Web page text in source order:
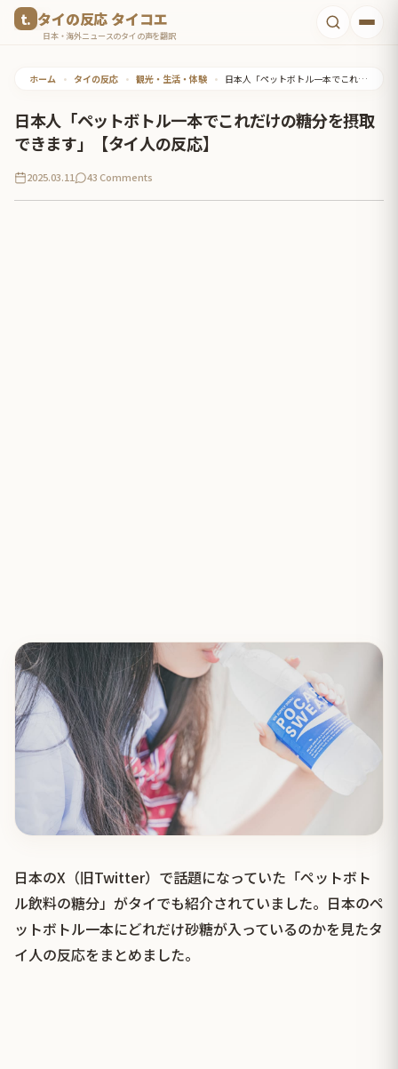
タイの反応 タイコエ
日本・海外ニュースのタイの声を翻訳
ホーム • タイの反応 • 観光・生活・体験 • 日本人「ペットボトル一本でこれだけの糖分を摂取できます」【タイ人の反応】
日本人「ペットボトル一本でこれだけの糖分を摂取
できます」【タイ人の反応】
2025.03.11 43 Comments
日本のX（旧Twitter）で話題になっていた「ペットボト
ル飲料の糖分」がタイでも紹介されていました。日本のペ
ットボトル一本にどれだけ砂糖が入っているのかを見たタ
イ人の反応をまとめました。